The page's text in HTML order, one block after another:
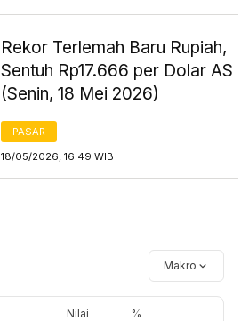
Rekor Terlemah Baru Rupiah,
Sentuh Rp17.666 per Dolar AS
(Senin, 18 Mei 2026)
PASAR
18/05/2026, 16:49 WIB
Makro
Nilai %